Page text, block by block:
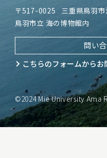
〒517-0025
三重県鳥羽
鳥羽市立 海の博物館内
問い
こちらのフォームからお
©2024 Mie University Ama